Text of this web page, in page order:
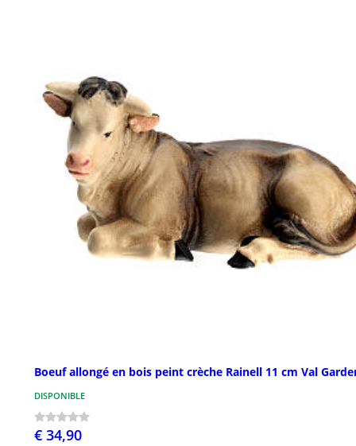
Boeuf allongé en bois peint crèche Rainell 11 cm Val
DISPONIBLE
€ 34,90